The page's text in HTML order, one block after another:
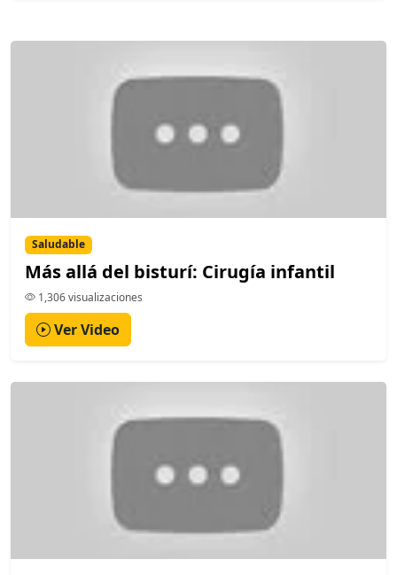
Saludable
Más allá del bisturí: Cirugía infantil
1,306 visualizaciones
Ver Video